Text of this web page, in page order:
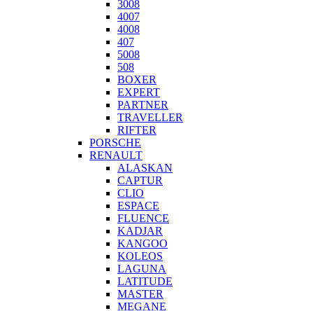
3008
4007
4008
407
5008
508
BOXER
EXPERT
PARTNER
TRAVELLER
RIFTER
PORSCHE
RENAULT
ALASKAN
CAPTUR
CLIO
ESPACE
FLUENCE
KADJAR
KANGOO
KOLEOS
LAGUNA
LATITUDE
MASTER
MEGANE